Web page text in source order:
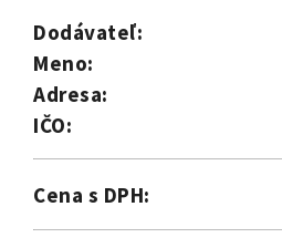
Dodávateľ:
Meno:
Adresa:
IČO:
Cena s DPH: